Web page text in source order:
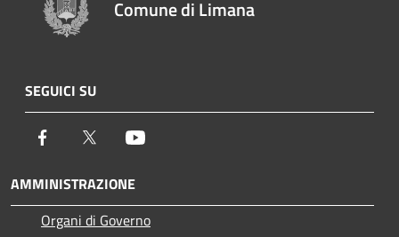
Comune di Limana
SEGUICI SU
Facebook Twitter
AMMINISTRAZIONE
Organi di Governo